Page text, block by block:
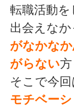
転職活動
出会えな
がなかな
がらない
そこで今
モチベー